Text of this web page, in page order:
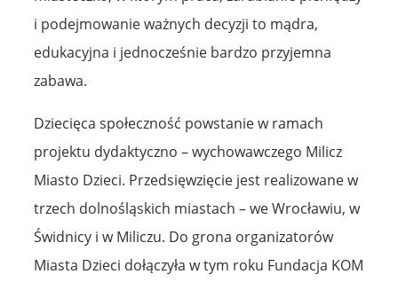
i podejmowanie ważnych decyzji to mądra,
edukacyjna i jednocześnie bardzo przyjemna
zabawa.
Dziecięca społeczność powstanie w ramach
projektu dydaktyczno – wychowawczego Milicz
Miasto Dzieci. Przedsięwzięcie jest realizowane w
trzech dolnośląskich miastach – we Wrocławiu, w
Świdnicy i w Miliczu. Do grona organizatorów
Miasta Dzieci dołączyła w tym roku Fundacja KOM